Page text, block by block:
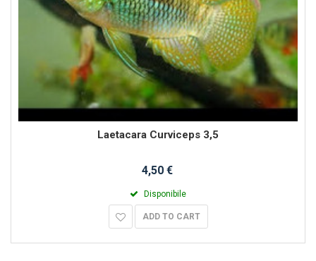
Laetacara Curviceps 3,5
4,50 €
Disponibile
ADD TO CART